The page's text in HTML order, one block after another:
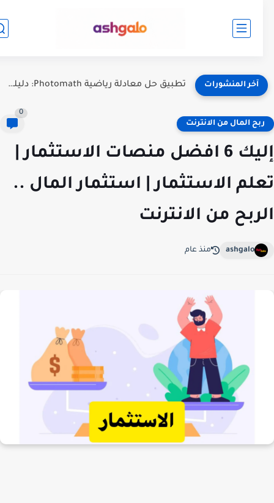
آخر المنشورات تطبيق حل معادلة رياضية Photomath: دليلك الشامل لفهم الرياضيات بسهولة
المال من الانترنت
إليك 6 افضل منصات الاستثمار |
الاستثمار | استثمار المال ..
من الانترنت
ashgalo منذ عام